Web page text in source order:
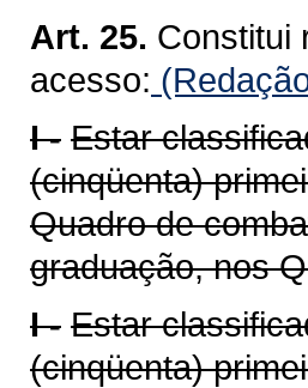
Art. 25. Constitui
acesso:
I - Estar
(cinqüenta)
Quadro de
graduação, nos
I - Estar
(cinqüenta)